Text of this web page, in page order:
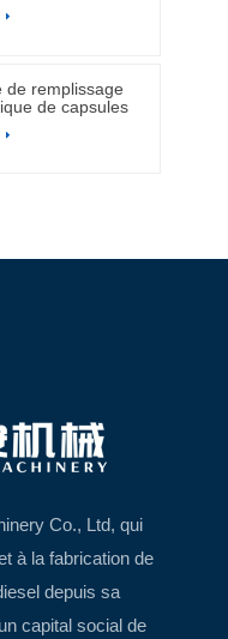
à canal BA-
de remplissage
de capsules
Co., Ltd, qui
à la fabrication de
depuis sa
capital social de